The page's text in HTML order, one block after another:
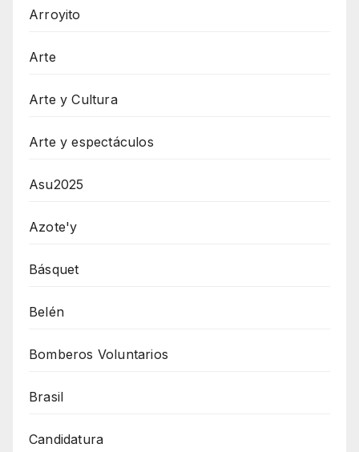
Arroyito
Arte
Arte y Cultura
Arte y espectáculos
Asu2025
Azote'y
Básquet
Belén
Bomberos Voluntarios
Brasil
Candidatura